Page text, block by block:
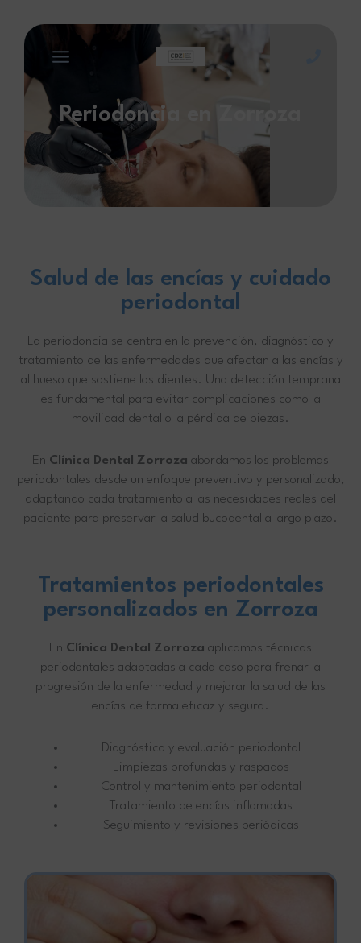
Periodoncia en Zorroza
Salud de las encías y cuidado
periodontal
La periodoncia se centra en la prevención, diagnóstico y
tratamiento de las enfermedades que afectan a las encías y
al hueso que sostiene los dientes. Una detección temprana
es fundamental para evitar complicaciones como la
movilidad dental o la pérdida de piezas.
En Clínica Dental Zorroza abordamos los problemas
periodontales desde un enfoque preventivo y personalizado,
adaptando cada tratamiento a las necesidades reales del
paciente para preservar la salud bucodental a largo plazo.
Tratamientos periodontales
personalizados en Zorroza
En Clínica Dental Zorroza aplicamos técnicas
periodontales adaptadas a cada caso para frenar la
progresión de la enfermedad y mejorar la salud de las
encías de forma eficaz y segura.
Diagnóstico y evaluación periodontal
Limpiezas profundas y raspados
Control y mantenimiento periodontal
Tratamiento de encías inflamadas
Seguimiento y revisiones periódicas